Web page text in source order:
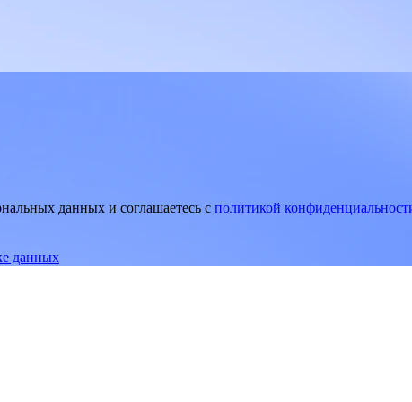
данных и соглашаетесь c политикой
данных